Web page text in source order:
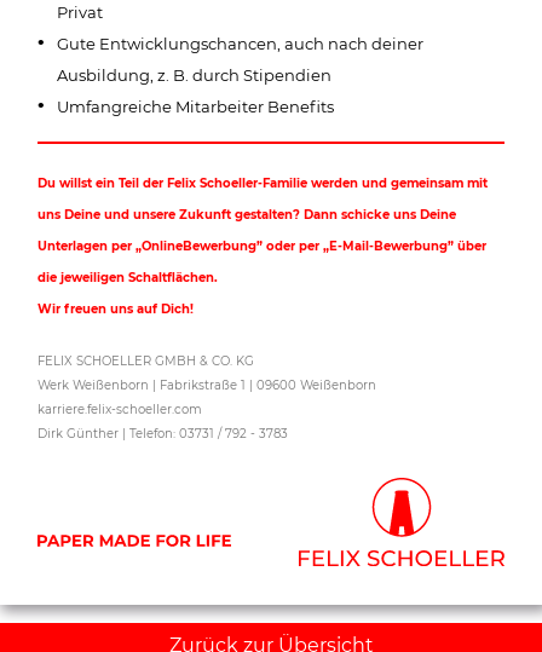
Privat
Gute Entwicklungschancen, auch nach deiner
Ausbildung, z. B. durch Stipendien
Umfangreiche Mitarbeiter Benefits
Du willst ein Teil der Felix Schoeller-Familie werden und gemeinsam mit
uns Deine und unsere Zukunft gestalten? Dann schicke uns Deine
Unterlagen per „OnlineBewerbung” oder per „E-Mail-Bewerbung” über
die jeweiligen Schaltflächen.
Wir freuen uns auf Dich!
FELIX SCHOELLER GMBH & CO. KG
Werk Weißenborn | Fabrikstraße 1 | 09600 Weißenborn
karriere.felix-schoeller.com
Dirk Günther | Telefon: 03731 / 792 - 3783
Zurück zur Übersicht